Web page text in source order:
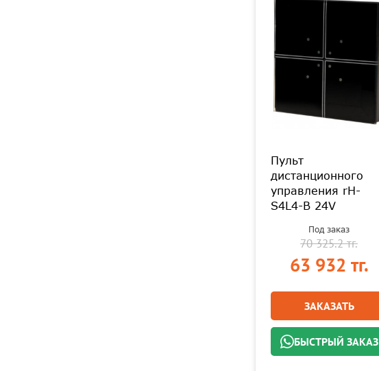
Пульт
дистанционного
управления rH-
S4L4-B 24V
Под заказ
70 325.2 тг.
63 932 тг.
ЗАКАЗАТЬ
БЫСТРЫЙ ЗАКАЗ